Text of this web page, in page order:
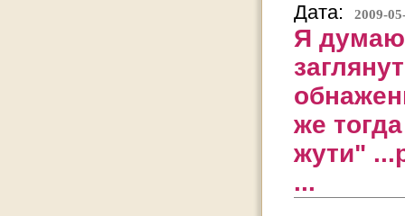
Дата:
2009-
Я думаю
же
жути"
...